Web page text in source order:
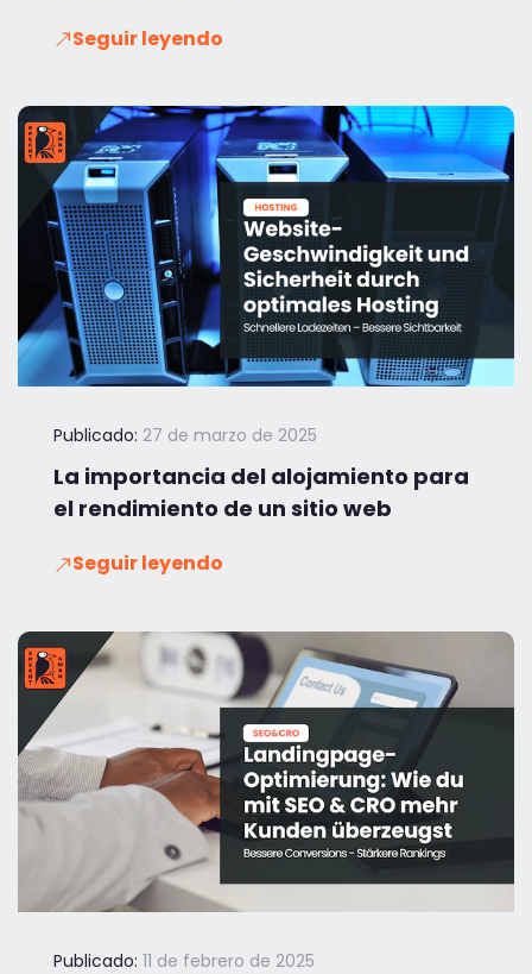
Seguir leyendo
Publicado: 27 de marzo de 2025
La importancia del alojamiento para
el rendimiento de un sitio web
Seguir leyendo
Publicado: 11 de febrero de 2025